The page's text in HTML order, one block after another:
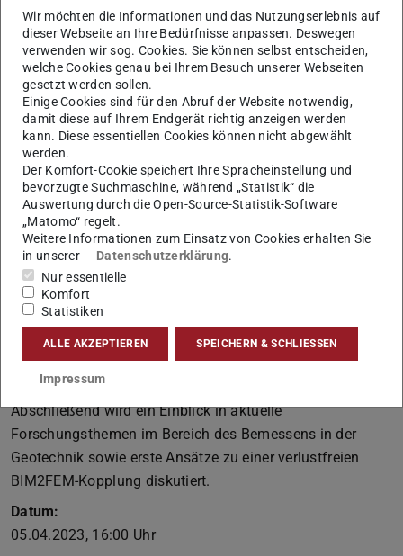
Die Nutzung numerischer Methoden nimmt in der
geotechnischen Praxis immer weiter zu, wobei aktuell
vorrangig die Berechnung von
Gebrauchstauglichkeitsfragestellungen verbreitet ist. Um
die Bemessung mit numerischen Methoden stärker in der
geotechnischen Praxis zu verankern, wird in der
Novellierung des EC7 dies explizit zugelassen werden. In
dem Vortrag werden die Besonderheiten der Geotechnik in
Bezug auf numerische Simulationen herausgestellt.
Weiterhin wird das gemäß EC7 vorgesehene Vorgehen zur
Bemessung mit numerischen Methoden beleuchtet.
Abschließend wird ein Einblick in aktuelle
Forschungsthemen im Bereich des Bemessens in der
Geotechnik sowie erste Ansätze zu einer verlustfreien
BIM2FEM-Kopplung diskutiert.
Datum:
05.04.2023, 16:00 Uhr
Wir möchten die Informationen und das Nutzungserlebnis auf
dieser Webseite an Ihre Bedürfnisse anpassen. Deswegen
verwenden wir sog. Cookies. Sie können selbst entscheiden,
welche Cookies genau bei Ihrem Besuch unserer Webseiten
gesetzt werden sollen.
Einige Cookies sind für den Abruf der Website notwendig,
damit diese auf Ihrem Endgerät richtig anzeigen werden
kann. Diese essentiellen Cookies können nicht abgewählt
werden.
Der Komfort-Cookie speichert Ihre Spracheinstellung und
bevorzugte Suchmaschine, während „Statistik“ die
Auswertung durch die Open-Source-Statistik-Software
„Matomo“ regelt.
Weitere Informationen zum Einsatz von Cookies erhalten Sie
in unserer
Datenschutzerklärung.
Nur essentielle
Komfort
Statistiken
ALLE AKZEPTIEREN SPEICHERN & SCHLIESSEN
Impressum